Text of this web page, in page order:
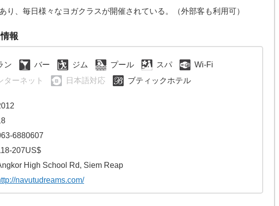
り、毎日様々なヨガクラスが開催されている。（外部客も利用可）
報
ン バー ジム プール スパ
Wi-Fi
ターネット
日本語対応 ブティックホテル
6880607
207US$
High School Rd, Siem Reap
navutudreams.com/